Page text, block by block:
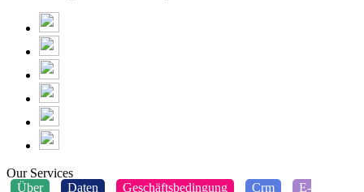
Our Services
Über
Daten Geschäftsbedingung Crm E-